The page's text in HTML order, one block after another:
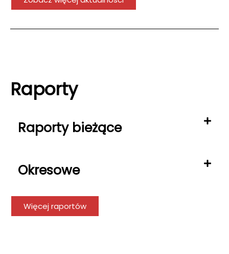
Raporty
Raporty bieżące
Okresowe
Więcej raportów